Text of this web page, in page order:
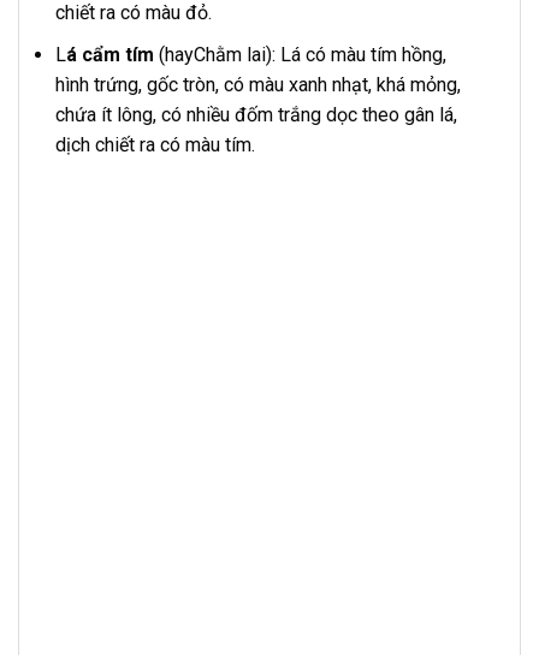
chiết ra có màu đỏ.
Lá cẩm tím (hayChằm lai): Lá có màu tím hồng,
hình trứng, gốc tròn, có màu xanh nhạt, khá mỏng,
chứa ít lông, có nhiều đốm trắng dọc theo gân lá,
dịch chiết ra có màu tím.